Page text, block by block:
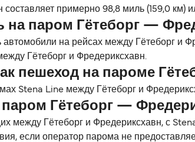
примерно 98,8 миль (159,0 км)
на паром Гётеборг —
на рейсах между Гётеборг и
Гётеборг и Фредериксхавн.
пешеход на пароме
Stena Line между Гётеборг и
Гётеборг —
между Гётеборг и Фредериксхавн, с
если оператор парома не